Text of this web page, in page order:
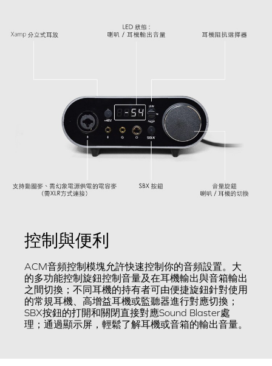
控制與便利
ACM音頻控制模塊允許快速控制你的音頻設置。大
的多功能控制旋鈕控制音量及在耳機輸出與音箱輸出
之間切換；不同耳機的持有者可由便捷旋鈕針對使用
的常規耳機、高增益耳機或監聽器進行對應切換；
SBX按鈕的打開和關閉直接對應Sound Blaster處
理；通過顯示屏，輕鬆了解耳機或音箱的輸出音量。